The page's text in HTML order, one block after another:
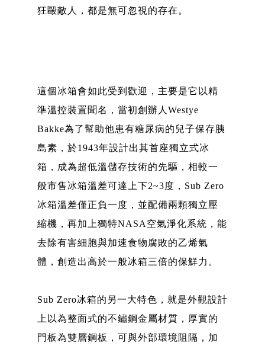
狂毆敵人，都是無可忽視的存在。
這個冰箱會如此受到歡迎，主要是它以精
準溫控裝置聞名，當初創辦人Westye
Bakke為了幫助他患有糖尿病的兒子保存胰
島素，於1943年設計出其首座獨立式冰
箱，成為超低溫儲存技術的先驅，相較一
般市售冰箱溫差可達上下2~3度，Sub Zero
冰箱溫差僅正負一度，並配備兩顆獨立壓
縮機，再加上獨特NASA空氣淨化系統，能
去除有害細胞與加速食物腐敗的乙烯氣
體，創造出高於一般冰箱三倍的保鮮力。
Sub Zero冰箱的另一大特色，就是外觀設計
上以為整面式的不鏽鋼金屬材質，厚實的
門板為雙層鋼板，可與外部環境阻隔，加